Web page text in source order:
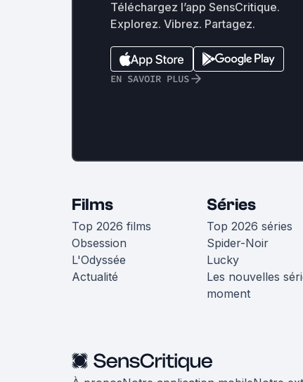
Téléchargez l’app SensCritique.
Explorez. Vibrez. Partagez.
EN SAVOIR PLUS
Films
Top 2026 films
Obsession
L'Odyssée
Actualité
Séries
Top 2026 séries
Spider-Noir
Lucky
Les nouvelles
moment